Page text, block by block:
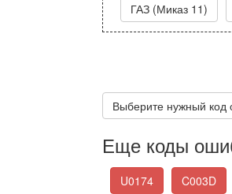
ГАЗ (Миказ 11)
Выберите нужный код
Еще коды
U0174 C003D